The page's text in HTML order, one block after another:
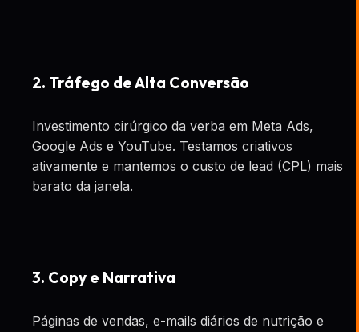
2. Tráfego de Alta Conversão
Investimento cirúrgico da verba em Meta Ads,
Google Ads e YouTube. Testamos criativos
ativamente e mantemos o custo de lead (CPL) mais
barato da janela.
3. Copy e Narrativa
Páginas de vendas, e-mails diários de nutrição e